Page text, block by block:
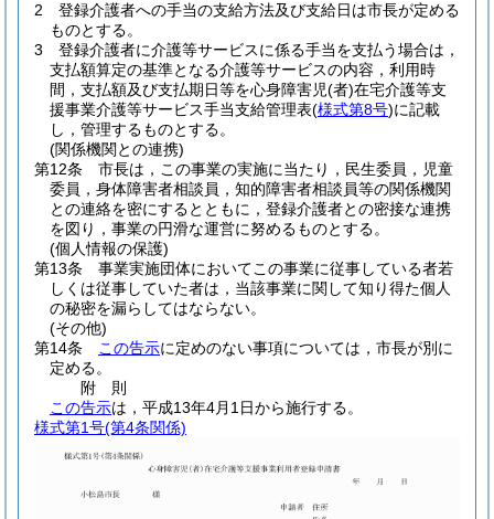
2
登録介護者への手当の支給方法及び支給日は市長が定める
ものとする。
3
登録介護者に介護等サービスに係る手当を支払う場合は，
支払額算定の基準となる介護等サービスの内容，利用時
間，支払額及び支払期日等を心身障害児(者)在宅介護等支
援事業介護等サービス手当支給管理表(様式第8号)に記載
し，管理するものとする。
(関係機関との連携)
第12条
市長は，この事業の実施に当たり，民生委員，児童
委員，身体障害者相談員，知的障害者相談員等の関係機関
との連絡を密にするとともに，登録介護者との密接な連携
を図り，事業の円滑な運営に努めるものとする。
(個人情報の保護)
第13条
事業実施団体においてこの事業に従事している者若
しくは従事していた者は，当該事業に関して知り得た個人
の秘密を漏らしてはならない。
(その他)
第14条
この告示に定めのない事項については，市長が別に
定める。
附 則
この告示は，平成13年4月1日から施行する。
様式第1号(第4条関係)